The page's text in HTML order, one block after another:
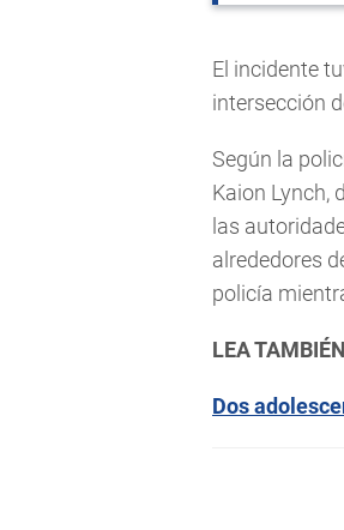
El incidente
intersección
Según la
Kaion Lynch,
las
alrededores
policía
LEA
Dos